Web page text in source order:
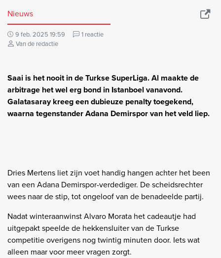
Nieuws
9 feb. 2025 19:59
1 reactie
Van de redactie
Saai is het nooit in de Turkse SuperLiga. Al maakte de
arbitrage het wel erg bond in Istanboel vanavond.
Galatasaray kreeg een dubieuze penalty toegekend,
waarna tegenstander Adana Demirspor van het veld liep.
Dries Mertens liet zijn voet handig hangen achter het been
van een Adana Demirspor-verdediger. De scheidsrechter
wees naar de stip, tot ongeloof van de benadeelde partij.
Nadat winteraanwinst Alvaro Morata het cadeautje had
uitgepakt speelde de hekkensluiter van de Turkse
competitie overigens nog twintig minuten door. Iets wat
alleen maar voor meer vragen zorgt.